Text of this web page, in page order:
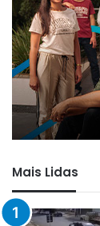
Mais Lidas